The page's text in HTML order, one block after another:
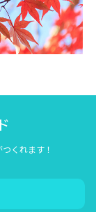
くれます！